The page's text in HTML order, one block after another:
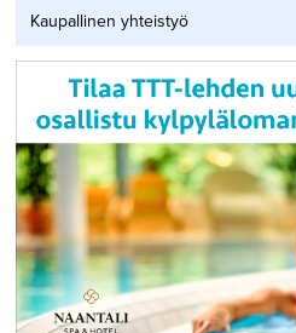
Kaupallinen yhteistyö